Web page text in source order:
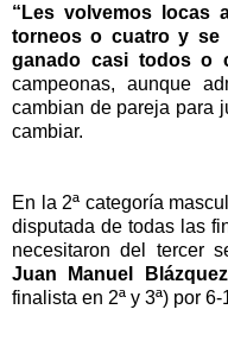
“ Les volvemos locas
torneos o cuatro y se
ganado casi todos o
campeonas, aunque
cambian de pareja para
cambiar.
En la 2ª categoría
disputada de todas las
necesitaron del tercer
Juan Manuel Bl á
finalista en 2ª y 3ª) por 6-